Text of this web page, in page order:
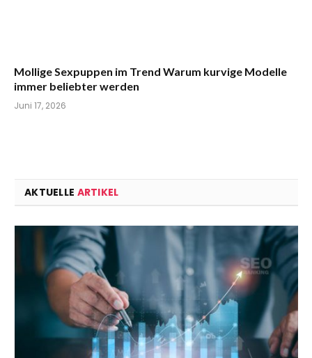
Mollige Sexpuppen im Trend Warum kurvige Modelle
immer beliebter werden
Juni 17, 2026
AKTUELLE ARTIKEL